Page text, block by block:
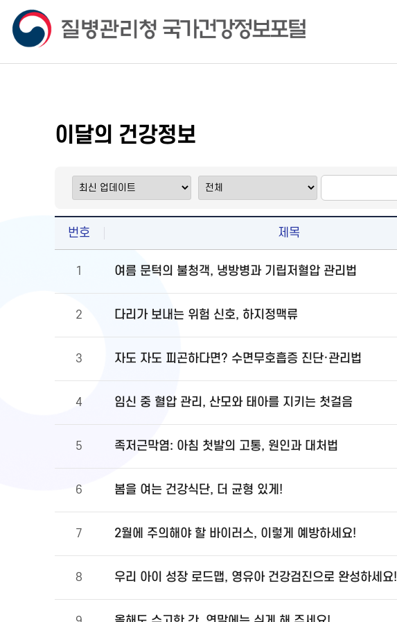
이달의 건강정보
번호 제목
1 여름 문턱의 불청객, 냉방병과 기립저혈압 관리법
2 다리가 보내는 위험 신호, 하지정맥류
3 자도 자도 피곤하다면? 수면무호흡증 진단·관리법
4 임신 중 혈압 관리, 산모와 태아를 지키는 첫걸음
5 족저근막염: 아침 첫발의 고통, 원인과 대처법
6 봄을 여는 건강식단, 더 균형 있게!
7 2월에 주의해야 할 바이러스, 이렇게 예방하세요!
8 우리 아이 성장 로드맵, 영유아 건강검진으로 완성하세요!